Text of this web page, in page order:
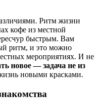
Ритм жизни
кофе из местной
быстрым. Вам
ритм, и это можно
мероприятиях. И не
новое — задача не из
новыми красками.